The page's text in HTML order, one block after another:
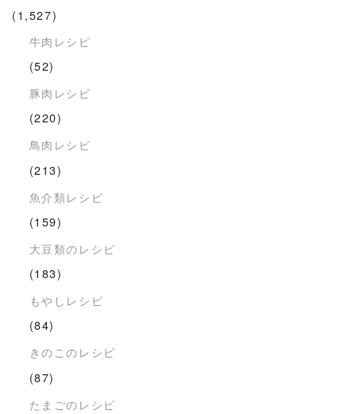
(1,527)
牛肉レシピ
(52)
豚肉レシピ
(220)
鳥肉レシピ
(213)
魚介類レシピ
(159)
大豆類のレシピ
(183)
もやしレシピ
(84)
きのこのレシピ
(87)
たまごのレシピ